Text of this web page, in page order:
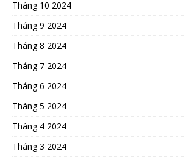
Tháng 10 2024
Tháng 9 2024
Tháng 8 2024
Tháng 7 2024
Tháng 6 2024
Tháng 5 2024
Tháng 4 2024
Tháng 3 2024